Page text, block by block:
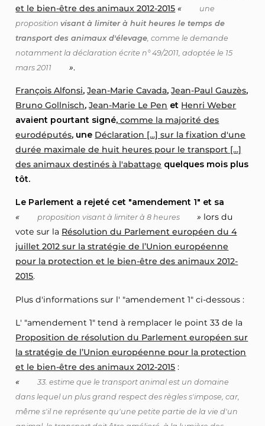
et le bien-être des animaux 2012-2015 «
une
propositionvisant à limiter à huit heures le temps de
transport des animaux d'élevage, comme le demande
notamment la déclaration écrite n° 49/2011, adoptée le 15
mars 2011
».
François Alfonsi,Jean-Marie Cavada,Jean-Paul Gauzès,
Bruno Gollnisch,Jean-Marie Le Pen et Henri Weber
avaient pourtant signé, comme la majorité des
eurodéputés, une Déclaration [...] sur la fixation d'une
durée maximale de huit heures pour le transport [...]
des animaux destinés à l'abattage quelques mois plus
tôt.
Le Parlement a rejeté cet "amendement 1" et sa
«
proposition visant à limiter à 8 heures » lors du
vote sur la Résolution du Parlement européen du 4
juillet 2012 sur la stratégie de l’Union européenne
pour la protection et le bien-être des animaux 2012-
2015.
Plus d'informations sur l' "amendement 1" ci-dessous :
L' "amendement 1" tend à remplacer le point 33 de la
Proposition de résolution du Parlement européen sur
la stratégie de l’Union européenne pour la protection
et le bien-être des animaux 2012-2015 :
«
33. estime que le transport animal est un domaine
dans lequel un plus grand respect des règles s'impose, car,
même s'il ne représente qu'une petite partie de la vie d'un